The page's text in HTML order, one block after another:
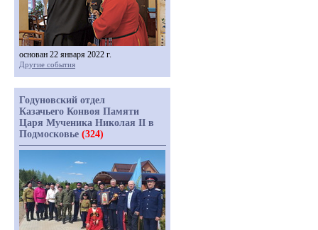
основан 22 января 2022 г.
Другие события
Годуновский отдел
Казачьего Конвоя Памяти
Царя Мученика Николая II в
Подмосковье (324)